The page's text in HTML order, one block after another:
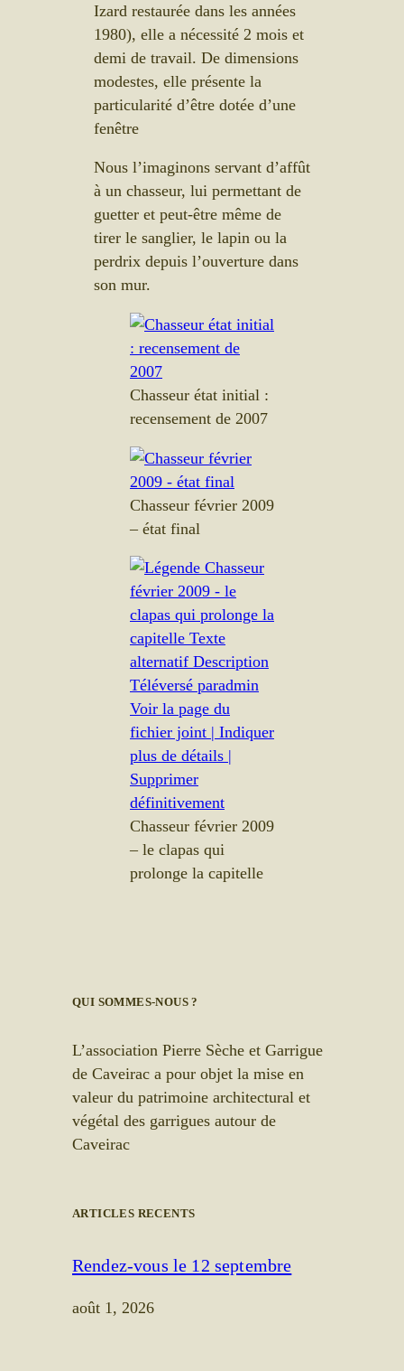
Izard restaurée dans les années
1980), elle a nécessité 2 mois et
demi de travail. De dimensions
modestes, elle présente la
particularité d’être dotée d’une
fenêtre
Nous l’imaginons servant d’affût
à un chasseur, lui permettant de
guetter et peut-être même de
tirer le sanglier, le lapin ou la
perdrix depuis l’ouverture dans
son mur.
Chasseur état initial :
recensement de 2007
Chasseur février 2009
– état final
Chasseur février 2009
– le clapas qui
prolonge la capitelle
QUI SOMMES-NOUS ?
L’association Pierre Sèche et Garrigue
de Caveirac a pour objet la mise en
valeur du patrimoine architectural et
végétal des garrigues autour de
Caveirac
ARTICLES RECENTS
Rendez-vous le 12 septembre
août 1, 2026